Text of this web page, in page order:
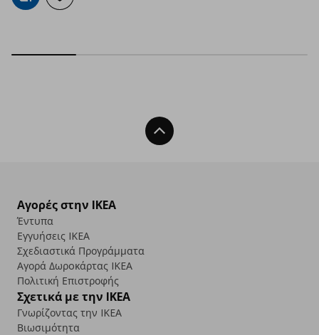
Back To Top
Αγορές στην IKEA
Έντυπα
Εγγυήσεις IKEA
Σχεδιαστικά Προγράμματα
Αγορά Δωρoκάρτας IKEA
Πολιτική Επιστροφής
Σχετικά με την IKEA
Γνωρίζοντας την IKEA
Βιωσιμότητα